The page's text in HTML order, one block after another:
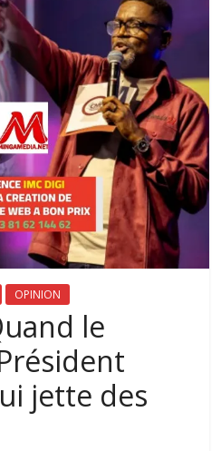
OPINION
le
jette des